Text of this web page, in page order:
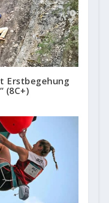
Erstbegehung
(8C+)